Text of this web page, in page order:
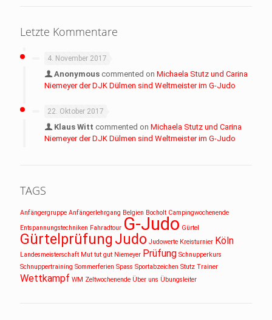
Letzte Kommentare
4. November 2017
Anonymous commented on Michaela Stutz und Carina
Niemeyer der DJK Dülmen sind Weltmeister im G-Judo
22. Oktober 2017
Klaus Witt commented on Michaela Stutz und Carina
Niemeyer der DJK Dülmen sind Weltmeister im G-Judo
TAGS
Anfängergruppe Anfängerlehrgang Belgien Bocholt Campingwochenende
Entspannungstechniken Fahradtour G-Judo Gürtel
GürtelprüfungJudo Judowerte Kreisturnier Köln
Landesmeisterschaft Mut tut gut Niemeyer Prüfung Schnupperkurs
Schnuppertraining Sommerferien Spass Sportabzeichen Stutz Trainer
Wettkampf WM Zeltwochenende Über uns Übungsleiter